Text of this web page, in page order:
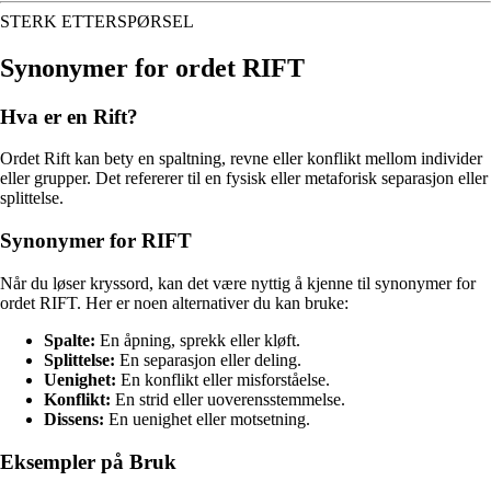
STERK ETTERSPØRSEL
Synonymer for ordet RIFT
Hva er en Rift?
Ordet Rift kan bety en spaltning, revne eller konflikt mellom individer
eller grupper. Det refererer til en fysisk eller metaforisk separasjon eller
splittelse.
Synonymer for RIFT
Når du løser kryssord, kan det være nyttig å kjenne til synonymer for
ordet RIFT. Her er noen alternativer du kan bruke:
Spalte: En åpning, sprekk eller kløft.
Splittelse: En separasjon eller deling.
Uenighet: En konflikt eller misforståelse.
Konflikt: En strid eller uoverensstemmelse.
Dissens: En uenighet eller motsetning.
Eksempler på Bruk